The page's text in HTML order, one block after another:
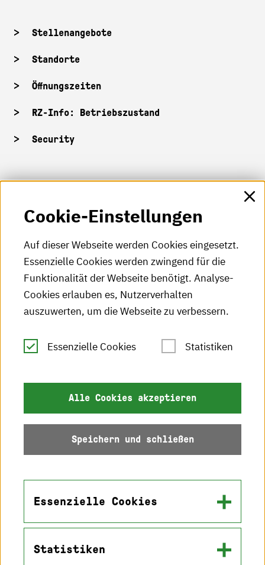
Stellenangebote
Standorte
Öffnungszeiten
RZ-Info: Betriebszustand
Security
HKA-Shop
HKA-Videos
HKA-Publikationen
RSS-Feed
Leichte Sprache
Datenschutz
Barrierefreiheit
Cookie-Einstellungen
Auf dieser Webseite werden Cookies eingesetzt.
Essenzielle Cookies werden zwingend für die
Funktionalität der Webseite benötigt. Analyse-
Cookies erlauben es, Nutzerverhalten
auszuwerten, um die Webseite zu verbessern.
Essenzielle Cookies Statistiken
Alle Cookies akzeptieren
Speichern und schließen
Essenzielle Cookies
Statistiken